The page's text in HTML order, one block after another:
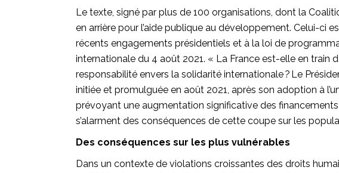
Le texte, signé par plus de 100 organisations, dont la
en arrière pour l’aide publique au développement. Celui-ci
récents engagements présidentiels et à la loi de
internationale du 4 août 2021. « La France est-elle en train
responsabilité envers la solidarité internationale ? Le
initiée et promulguée en août 2021, après son adoption à
prévoyant une augmentation significative des
s’alarment des conséquences de cette coupe sur les
Des conséquences sur les plus vulnérables
Dans un contexte de violations croissantes des droits